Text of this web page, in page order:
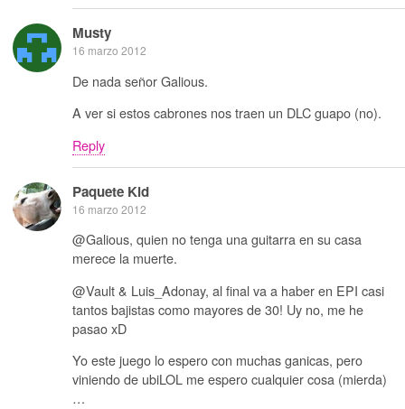
Musty
16 marzo 2012
De nada señor Galious.
A ver si estos cabrones nos traen un DLC guapo (no).
Reply
Paquete Kid
16 marzo 2012
@Galious, quien no tenga una guitarra en su casa
merece la muerte.
@Vault & Luis_Adonay, al final va a haber en EPI casi
tantos bajistas como mayores de 30! Uy no, me he
pasao xD
Yo este juego lo espero con muchas ganicas, pero
viniendo de ubiLOL me espero cualquier cosa (mierda)
…